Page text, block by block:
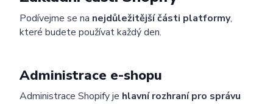
Podívejme se na nejdůležitější části platformy,
které budete používat každý den.
Administrace e-shopu
Administrace Shopify je hlavní rozhraní pro správu